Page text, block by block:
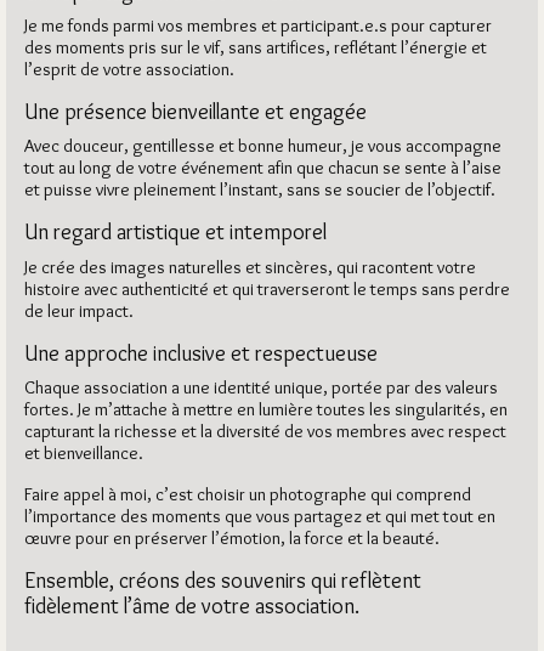
Je me fonds parmi vos membres et participant.e.s pour capturer
des moments pris sur le vif, sans artifices, reflétant l’énergie et
l’esprit de votre association.
Une présence bienveillante et engagée
Avec douceur, gentillesse et bonne humeur, je vous accompagne
tout au long de votre événement afin que chacun se sente à l’aise
et puisse vivre pleinement l’instant, sans se soucier de l’objectif.
Un regard artistique et intemporel
Je crée des images naturelles et sincères, qui racontent votre
histoire avec authenticité et qui traverseront le temps sans perdre
de leur impact.
Une approche inclusive et respectueuse
Chaque association a une identité unique, portée par des valeurs
fortes. Je m’attache à mettre en lumière toutes les singularités, en
capturant la richesse et la diversité de vos membres avec respect
et bienveillance.
Faire appel à moi, c’est choisir un photographe qui comprend
l’importance des moments que vous partagez et qui met tout en
œuvre pour en préserver l’émotion, la force et la beauté.
Ensemble, créons des souvenirs qui reflètent
fidèlement l’âme de votre association.